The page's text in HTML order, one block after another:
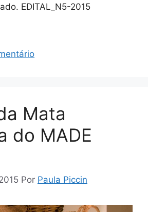
EDITAL_N5-2015
Mata
do MADE
Por Paula Piccin